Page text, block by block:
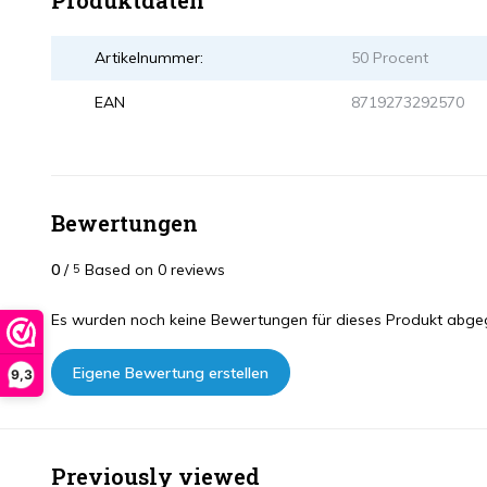
9,3
Artikelnummer: 50 Procent
EAN 8719273292570
Bewertungen
0 / 5 Based on 0 reviews
Es wurden noch keine Bewertungen für dieses Produkt
Eigene Bewertung erstellen
Previously viewed